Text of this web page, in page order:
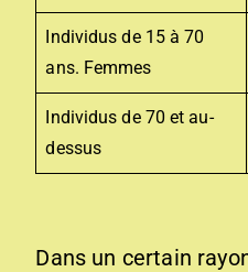
Individus de 15 à 70
ans. Femmes
Individus de 70 et au-
dessus
Dans un certain